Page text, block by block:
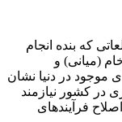
که بنده انجام
(میانی) و
موجود در دنیا نشان
در کشور نیازمند
فرآیندهای